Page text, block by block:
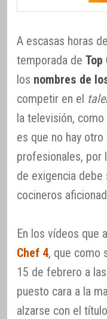
A escasas horas
temporada de Top
los nombres de
competir en el
la televisión,
es que no hay
profesionales, por
de exigencia
cocineros
En los vídeos que
Chef 4, que como
15 de febrero a
puesto cara a la
alzarse con el